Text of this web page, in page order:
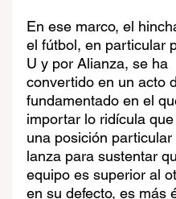
En ese marco, el
el fútbol, en particular
U y por Alianza, se ha
convertido en un acto
fundamentado en el
importar lo ridícula
una posición particular
lanza para sustentar
equipo es superior al
en su defecto, es más